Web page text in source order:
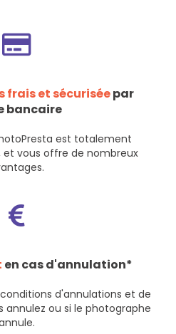
frais et sécuriséepar
bancaire
est totalement
vous offre de nombreux
en cas d'annulation*
conditions d'annulations et de
annulez ou si le photographe